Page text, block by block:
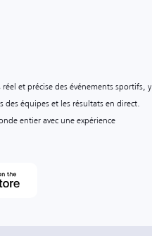
et précise des événements sportifs, y
des équipes et les résultats en direct.
entier avec une expérience